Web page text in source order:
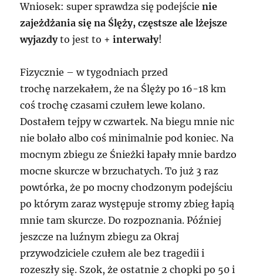
Wniosek: super sprawdza się podejścienie
zajeżdżania się na Ślęży, częstsze ale lżejsze
wyjazdyto jest to +interwały!
Fizycznie – w tygodniach przed
trochę narzekałem, że na Ślęży po 16-18 km
coś trochę czasami czułem lewe kolano.
Dostałem tejpy w czwartek. Na biegu mnie nic
nie bolało albo coś minimalnie pod koniec. Na
mocnym zbiegu ze Śnieżki łapały mnie bardzo
mocne skurcze w brzuchatych. To już 3 raz
powtórka, że po mocny chodzonym podejściu
po którym zaraz występuje stromy zbieg łapią
mnie tam skurcze. Do rozpoznania. Później
jeszcze na luźnym zbiegu za Okraj
przywodziciele czułem ale bez tragedii i
rozeszły się. Szok, że ostatnie 2 chopki po 50 i